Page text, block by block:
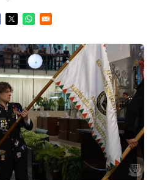
in a new window
Opens in a new window
Opens in a new window